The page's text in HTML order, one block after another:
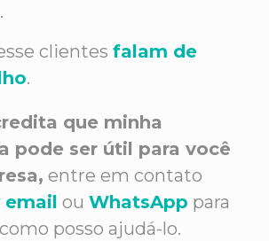
clientes falam de
.
que minha
pode ser útil para você
entre em contato
email ou WhatsApp para
posso ajudá-lo.